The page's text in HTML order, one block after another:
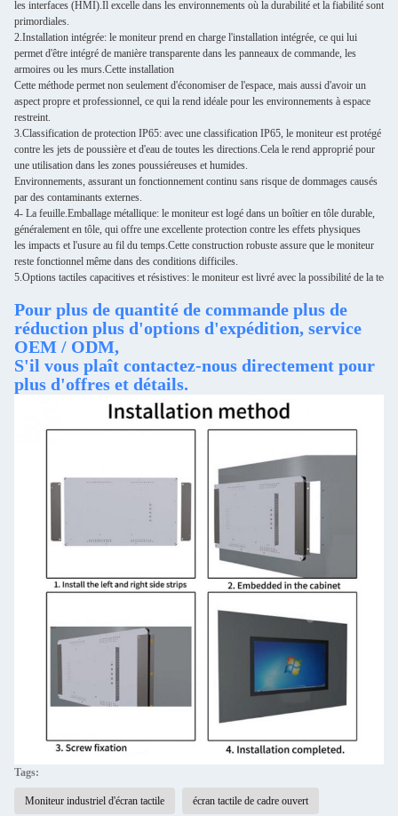
les interfaces (HMI).Il excelle dans les environnements où la durabilité et la fiabilité sont
primordiales.
2.Installation intégrée: le moniteur prend en charge l'installation intégrée, ce qui lui
permet d'être intégré de manière transparente dans les panneaux de commande, les
armoires ou les murs.Cette installation
Cette méthode permet non seulement d'économiser de l'espace, mais aussi d'avoir un
aspect propre et professionnel, ce qui la rend idéale pour les environnements à espace
restreint.
3.Classification de protection IP65: avec une classification IP65, le moniteur est protégé
contre les jets de poussière et d'eau de toutes les directions.Cela le rend approprié pour
une utilisation dans les zones poussiéreuses et humides.
Environnements, assurant un fonctionnement continu sans risque de dommages causés
par des contaminants externes.
4- La feuille.Emballage métallique: le moniteur est logé dans un boîtier en tôle durable,
généralement en tôle, qui offre une excellente protection contre les effets physiques
les impacts et l'usure au fil du temps.Cette construction robuste assure que le moniteur
reste fonctionnel même dans des conditions difficiles.
5.Options tactiles capacitives et résistives: le moniteur est livré avec la possibilité de la
Pour plus de quantité de commande plus de
réduction plus d'options d'expédition, service
OEM / ODM,
S'il vous plaît contactez-nous directement pour
plus d'offres et détails.
Tags:
Moniteur industriel d'écran tactile écran tactile de cadre ouvert